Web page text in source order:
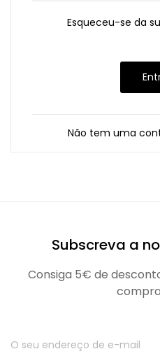
Esqueceu-se da
Não tem uma
Subscreva a
Consiga 5€ de